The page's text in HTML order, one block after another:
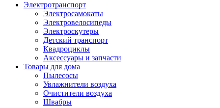
Электротранспорт
Электросамокаты
Электровелосипеды
Электроскутеры
Детский транспорт
Квадроциклы
Аксессуары и запчасти
Товары для дома
Пылесосы
Увлажнители воздуха
Очистители воздуха
Швабры